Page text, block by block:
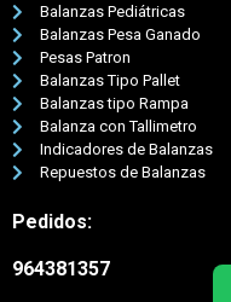
Balanzas Pediátricas
Balanzas Pesa Ganado
Pesas Patron
Balanzas Tipo Pallet
Balanzas tipo Rampa
Balanza con Tallimetro
Indicadores de Balanzas
Repuestos de Balanzas
Pedidos:
964381357